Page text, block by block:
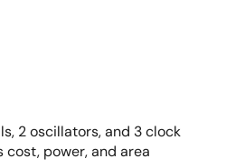
2 oscillators, and 3 clock
cost, power, and area